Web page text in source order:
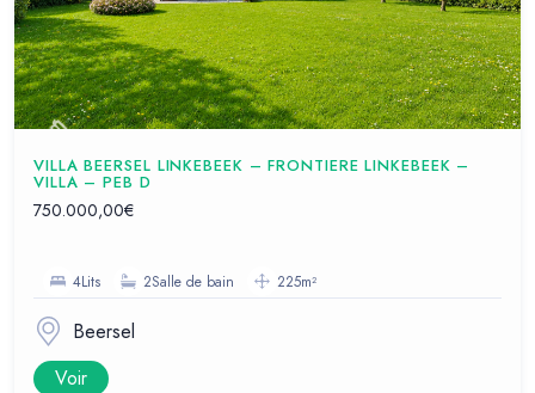
VILLA BEERSEL LINKEBEEK – FRONTIERE LINKEBEEK –
VILLA – PEB D
750.000,00€
4Lits 2Salle de bain 225m²
Beersel
Voir